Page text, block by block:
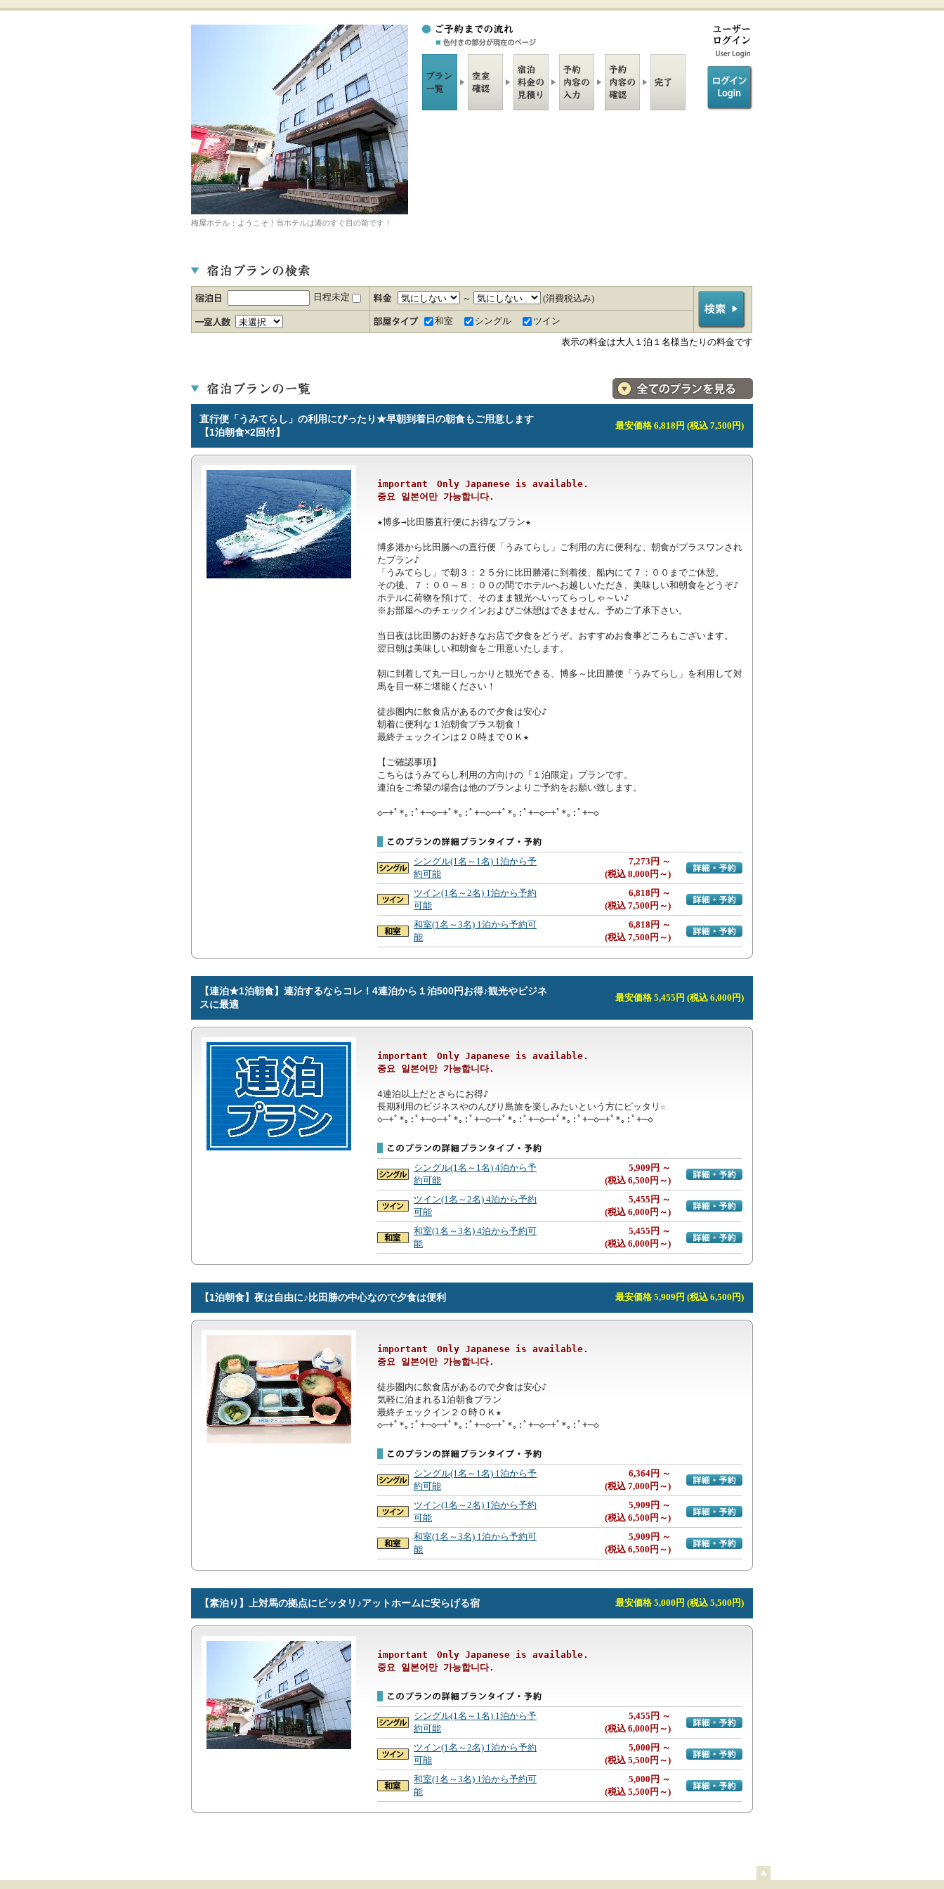
梅屋ホテル：ようこそ！当ホテルは港のすぐ目の前です！
日程未定 ～ (消費税込み)
和室 シングル
ツイン
表示の料金は大人１泊１名様当たりの料金です
料金・宿泊プラン一覧へ
直行便「うみてらし」の利用にぴったり★早朝到着日の朝食もご用意します
【1泊朝食×2回付】
最安価格 6,818円 (税込 7,500円)
important　Only Japanese is available.
중요 일본어만 가능합니다.
★博多→比田勝直行便にお得なプラン★
博多港から比田勝への直行便「うみてらし」ご利用の方に便利な、朝食がプラスワンされ
たプラン♪
「うみてらし」で朝３：２５分に比田勝港に到着後、船内にて７：００までご休憩。
その後、７：００～８：００の間でホテルへお越しいただき、美味しい和朝食をどうぞ♪
ホテルに荷物を預けて、そのまま観光へいってらっしゃ～い♪
※お部屋へのチェックインおよびご休憩はできません。予めご了承下さい。
当日夜は比田勝のお好きなお店で夕食をどうぞ。おすすめお食事どころもございます。
翌日朝は美味しい和朝食をご用意いたします。
朝に到着して丸一日しっかりと観光できる、博多～比田勝便「うみてらし」を利用して対
馬を目一杯ご堪能ください！
徒歩圏内に飲食店があるので夕食は安心♪
朝着に便利な１泊朝食プラス朝食！
最終チェックインは２０時までＯＫ★
【ご確認事項】
こちらはうみてらし利用の方向けの『１泊限定』プランです。
連泊をご希望の場合は他のプランよりご予約をお願い致します。
◇─+ﾟ*｡:ﾟ+─◇─+ﾟ*｡:ﾟ+─◇─+ﾟ*｡:ﾟ+─◇─+ﾟ*｡:ﾟ+─◇
シングル(1名～1名) 1泊から予
約可能
7,273円 ～
(税込 8,000円～)
詳細・予約へ
ツイン(1名～2名) 1泊から予約
可能
6,818円 ～
(税込 7,500円～)
詳細・予約へ
和室(1名～3名) 1泊から予約可
能
6,818円 ～
(税込 7,500円～)
詳細・予約へ
【連泊★1泊朝食】連泊するならコレ！4連泊から１泊500円お得♪観光やビジネ
スに最適
最安価格 5,455円 (税込 6,000円)
important　Only Japanese is available.
중요 일본어만 가능합니다.
4連泊以上だとさらにお得♪
長期利用のビジネスやのんびり島旅を楽しみたいという方にピッタリ☆
◇─+ﾟ*｡:ﾟ+─◇─+ﾟ*｡:ﾟ+─◇─+ﾟ*｡:ﾟ+─◇─+ﾟ*｡:ﾟ+─◇─+ﾟ*｡:ﾟ+─◇
シングル(1名～1名) 4泊から予
約可能
5,909円 ～
(税込 6,500円～)
詳細・予約へ
ツイン(1名～2名) 4泊から予約
可能
5,455円 ～
(税込 6,000円～)
詳細・予約へ
和室(1名～3名) 4泊から予約可
能
5,455円 ～
(税込 6,000円～)
詳細・予約へ
【1泊朝食】夜は自由に♪比田勝の中心なので夕食は便利 最安価格 5,909円 (税込 6,500円)
important　Only Japanese is available.
중요 일본어만 가능합니다.
徒歩圏内に飲食店があるので夕食は安心♪
気軽に泊まれる1泊朝食プラン
最終チェックイン２０時ＯＫ★
◇─+ﾟ*｡:ﾟ+─◇─+ﾟ*｡:ﾟ+─◇─+ﾟ*｡:ﾟ+─◇─+ﾟ*｡:ﾟ+─◇
シングル(1名～1名) 1泊から予
約可能
6,364円 ～
(税込 7,000円～)
詳細・予約へ
ツイン(1名～2名) 1泊から予約
可能
5,909円 ～
(税込 6,500円～)
詳細・予約へ
和室(1名～3名) 1泊から予約可
能
5,909円 ～
(税込 6,500円～)
詳細・予約へ
【素泊り】上対馬の拠点にピッタリ♪アットホームに安らげる宿 最安価格 5,000円 (税込 5,500円)
important　Only Japanese is available.
シングル(1名～1名) 1泊から予
約可能
5,455円 ～
(税込 6,000円～)
詳細・予約へ
ツイン(1名～2名) 1泊から予約
可能
5,000円 ～
(税込 5,500円～)
詳細・予約へ
和室(1名～3名) 1泊から予約可
能
5,000円 ～
(税込 5,500円～)
詳細・予約へ
ペ